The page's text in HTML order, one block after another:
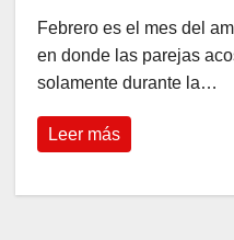
Febrero es el mes del
en donde las parejas
solamente durante la…
Leer más